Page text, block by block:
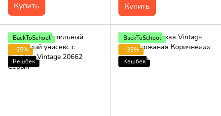
Купить Купить
BackToSchool
−35%
Кешбек
BackToSchool
−33%
Кешбек